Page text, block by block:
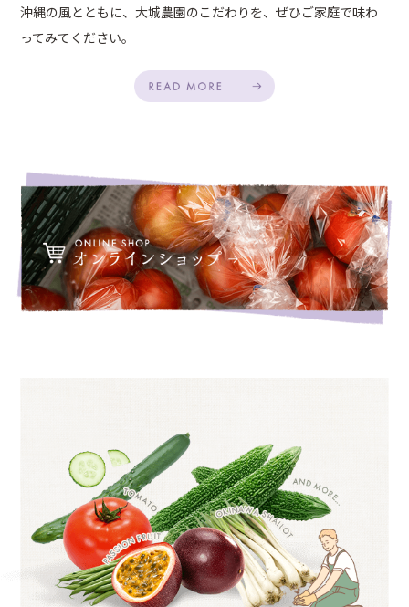
沖縄の風とともに、大城農園のこだわりを、ぜひご家庭で味わ
ってみてください。